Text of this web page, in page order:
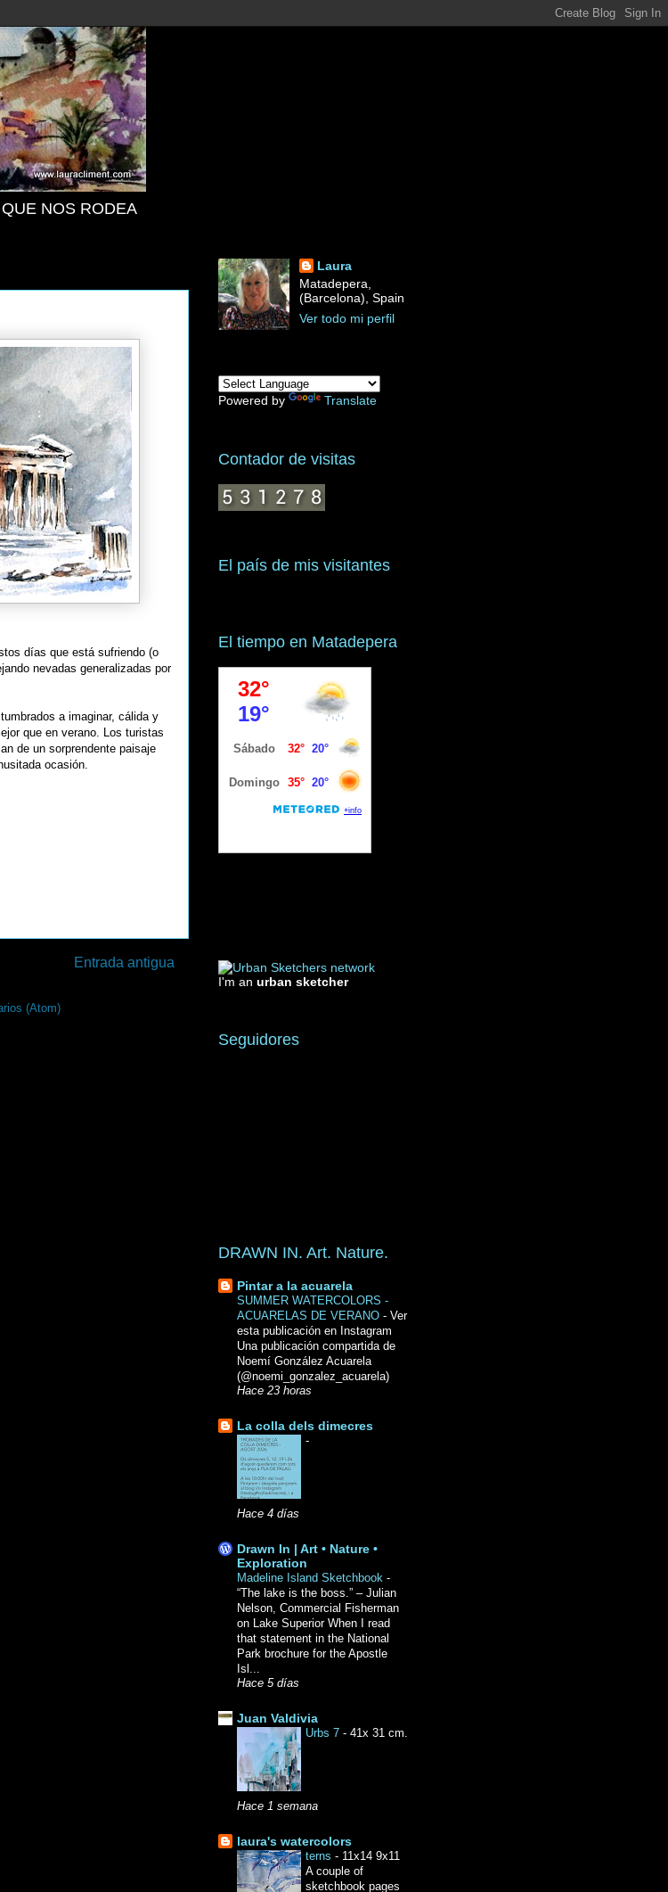
NOS RODEA
días que está sufriendo (o
nevadas generalizadas por
a imaginar, cálida y
que en verano. Los turistas
de un sorprendente paisaje
ocasión.
Entrada antigua
(Atom)
Laura
Matadepera,
(Barcelona), Spain
Ver todo mi perfil
Powered by Translate
Contador de visitas
El país de mis visitantes
El tiempo en Matadepera
I'm an urban sketcher
Seguidores
DRAWN IN. Art. Nature.
Pintar a la acuarela
SUMMER WATERCOLORS -
ACUARELAS DE VERANO - Ver
esta publicación en Instagram
Una publicación compartida de
Noemí González Acuarela
(@noemi_gonzalez_acuarela)
Hace 23 horas
La colla dels dimecres
-
Hace 4 días
Drawn In | Art • Nature •
Exploration
Madeline Island Sketchbook -
“The lake is the boss.” – Julian
Nelson, Commercial Fisherman
on Lake Superior When I read
that statement in the National
Park brochure for the Apostle
Isl...
Hace 5 días
Juan Valdivia
Urbs 7 - 41x 31 cm.
Hace 1 semana
laura's watercolors
terns - 11x14 9x11
A couple of
sketchbook pages